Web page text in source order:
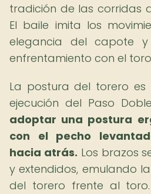
tradición de las corridas
El baile imita los
elegancia del capote
enfrentamiento con el
La postura del torero
ejecución del Paso
adoptar una postura
con el pecho
hacia atrás. Los brazos
y extendidos, emulando
del torero frente al toro.